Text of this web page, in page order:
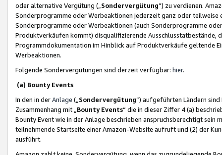
oder alternative Vergütung („ Sondervergütung”) zu verdienen.
Sonderprogramme oder Werbeaktionen jederzeit ganz oder
Sonderprogramme oder Werbeaktionen (auch Sonderprogramme
Produktverkäufen kommt) disqualifizierende Ausschlusstatbestände,
Programmdokumentation im Hinblick auf Produktverkäufe geltende
Werbeaktionen.
Folgende Sondervergütungen sind derzeit verfügbar: hier.
(a) Bounty Events
In den in derAnlage („ Sondervergütung“) aufgeführten Ländern
Zusammenhang mit „ Bounty Events“ die in dieser Ziffer 4 (a)
Bounty Event wie in der Anlage beschrieben anspruchsberechtigt sein
teilnehmende Startseite einer Amazon-Website aufruft und (2) der
ausführt.